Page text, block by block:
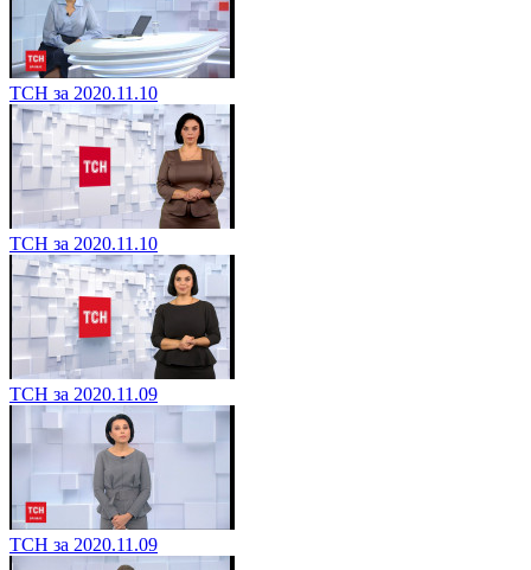
ТСН за 2020.11.10
ТСН за 2020.11.10
ТСН за 2020.11.09
ТСН за 2020.11.09